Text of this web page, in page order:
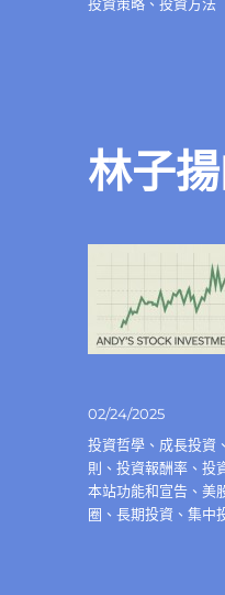
林子
發
佈
日
期:
02/24/2025
分
類
投資哲學 、 成長投資
則 、投資報酬率 、投
本站功能和宣告 、美
圈 、長期投資 、集中